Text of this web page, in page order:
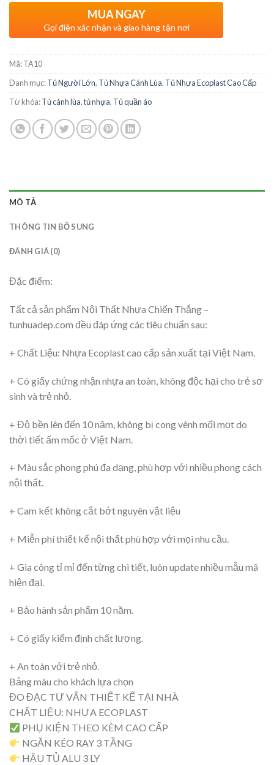
MUA NGAY
Gọi điện xác nhận và giao hàng tận nơi
Mã:TA10
Danh mục:Tủ Người Lớn, Tủ Nhựa Cánh Lùa, Tủ Nhựa Ecoplast Cao Cấp
Từ khóa:Tủ cánh lùa,tủ nhựa, Tủ quần áo
MÔ TẢ
THÔNG TIN BỔ SUNG
ĐÁNH GIÁ (0)
Đặc điểm:
Tất cả sản phẩm Nội Thất Nhựa Chiến Thắng –
tunhuadep.com đều đáp ứng các tiêu chuẩn sau:
+ Chất Liệu: Nhựa Ecoplast cao cấp sản xuất tại Việt Nam.
+ Có giấy chứng nhận nhựa an toàn, không độc hại cho trẻ sơ
sinh và trẻ nhỏ.
+ Độ bền lên đến 10 năm, không bị cong vênh mối mọt do
thời tiết ẩm mốc ở Việt Nam.
+ Màu sắc phong phú đa dạng, phù hợp với nhiều phong cách
nội thất.
+ Cam kết không cắt bớt nguyên vật liệu
+ Miễn phí thiết kế nội thất phù hợp với mọi nhu cầu.
+ Gia công tỉ mỉ đến từng chi tiết, luôn update nhiều mẫu mã
hiện đại.
+ Bảo hành sản phẩm 10 năm.
+ Có giấy kiểm định chất lượng.
+ An toàn với trẻ nhỏ.
Bảng màu cho khách lựa chọn
ĐO ĐẠC TƯ VẤN THIẾT KẾ TẠI NHÀ
CHẤT LIỆU: NHỰA ECOPLAST
PHỤ KIỆN THEO KÈM CAO CẤP
NGĂN KÉO RAY 3 TẦNG
HẬU TỦ ALU 3 LY